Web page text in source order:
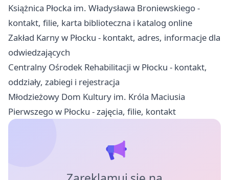
Książnica Płocka im. Władysława Broniewskiego -
kontakt, filie, karta biblioteczna i katalog online
Zakład Karny w Płocku - kontakt, adres, informacje dla
odwiedzających
Centralny Ośrodek Rehabilitacji w Płocku - kontakt,
oddziały, zabiegi i rejestracja
Młodzieżowy Dom Kultury im. Króla Maciusia
Pierwszego w Płocku - zajęcia, filie, kontakt